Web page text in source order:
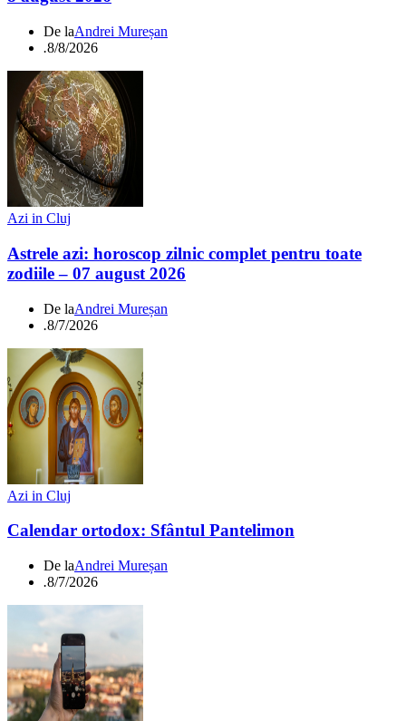
De laAndrei Mureșan
.8/8/2026
Azi in Cluj
Astrele azi: horoscop zilnic complet pentru toate
zodiile – 07 august 2026
De laAndrei Mureșan
.8/7/2026
Azi in Cluj
Calendar ortodox: Sfântul Pantelimon
De laAndrei Mureșan
.8/7/2026